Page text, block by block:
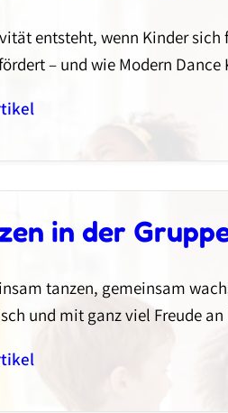
entsteht, wenn Kinder sich
– und wie Modern
in der
tanzen, gemeinsam
und mit ganz viel Freude an